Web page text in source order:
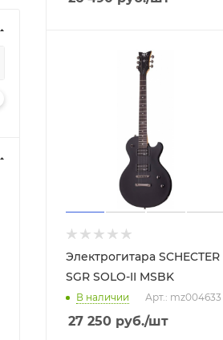
Электрогитара SCHECTER
SGR SOLO-II MSBK
В наличии Арт.: mz004633
27 250 руб./шт